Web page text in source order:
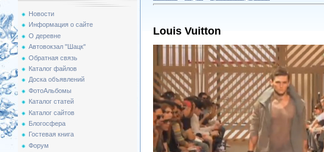
Новости
Информация о сайте
О деревне
Автовокзал "Шацк"
Обратная связь
Каталог файлов
Доска объявлений
ФотоАльбомы
Каталог статей
Каталог сайтов
Блогосфера
Гостевая книга
Форум
Louis Vuitton